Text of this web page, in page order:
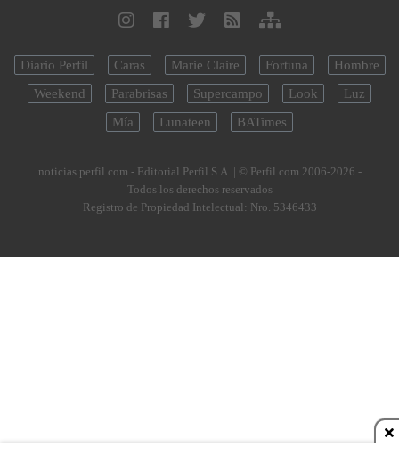
Diario Perfil Caras Marie Claire Fortuna
Hombre
Weekend
Parabrisas Supercampo Look
Luz
Mía
Lunateen BATimes
noticias.perfil.com - Editorial Perfil S.A. | © Perfil.com 2006-2026 -
Todos los derechos reservados
Registro de Propiedad Intelectual: Nro. 5346433